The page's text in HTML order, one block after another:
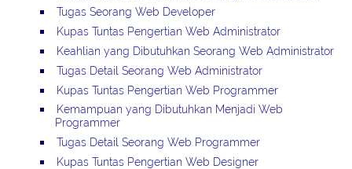
Tugas Seorang Web Developer
Kupas Tuntas Pengertian Web Administrator
Keahlian yang Dibutuhkan Seorang Web Administrator
Tugas Detail Seorang Web Administrator
Kupas Tuntas Pengertian Web Programmer
Kemampuan yang Dibutuhkan Menjadi Web
Programmer
Tugas Detail Seorang Web Programmer
Kupas Tuntas Pengertian Web Designer